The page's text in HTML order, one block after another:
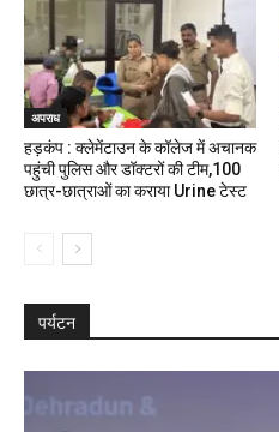
अपराध
हड़कंप : क्लेमेंटाउन के कॉलेज में अचानक
पहुंची पुलिस और डॉक्टरों की टीम,100
छात्र-छात्राओं का कराया Urine टेस्ट
पर्यटन